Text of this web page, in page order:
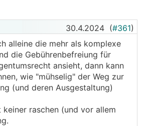
30.4.2024 (#361)
alleine die mehr als komplexe
die Gebührenbefreiung für
ansieht, dann kann
wie "mühselig" der Weg zur
(und deren Ausgestaltung)
keiner raschen (und vor allem